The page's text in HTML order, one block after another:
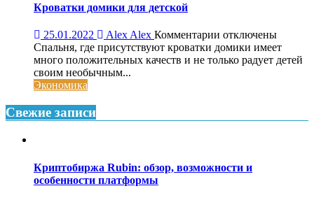
Кроватки домики для детской
25.01.2022 Alex Alex Комментарии к
записи
Кроватки
отключены
Спальня, где присутствуют кроватки домики имеет
много положительных качеств и не только радует детей
своим необычным...
Экономика
Свежие записи
Криптобиржа Rubin: обзор, возможности и
особенности платформы